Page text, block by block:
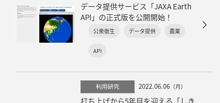
データ提供サービス「JAXA Earth
API」の正式版を公開開始！
公衆衛生 データ提供 農業
API
利用研究 2022.06.06 （月）
打ち上げから5年目を迎える「しき